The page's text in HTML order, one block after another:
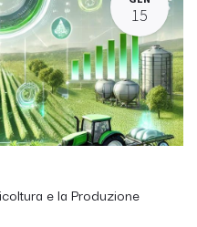
15
e la Produzione